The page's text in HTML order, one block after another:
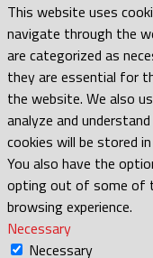
This website uses
navigate through the
are categorized as
they are essential for
the website. We also
analyze and
cookies will be stored
You also have the
opting out of some of
browsing experience.
Necessary
Necessary